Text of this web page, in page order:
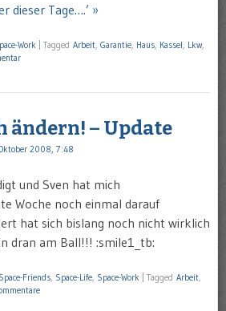
dieser Tage….’ »
Work Tagged Arbeit Garantie Haus Kassel Lkw,
ändern! – Update
2008, 7:48
und Sven hat mich
Woche noch einmal darauf
hat sich bislang noch nicht wirklich
dran am Ball!!! :smile1_tb:
Space-Friends Space-Life Space-Work Tagged Arbeit